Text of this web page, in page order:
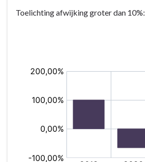
Toelichting afwijking groter dan 10%: